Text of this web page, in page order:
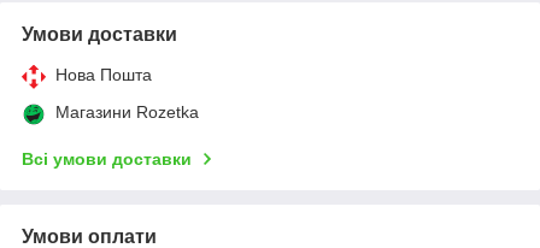
Умови доставки
Нова Пошта
Магазини Rozetka
Всі умови доставки
Умови оплати